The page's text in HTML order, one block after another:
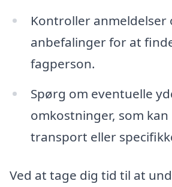
Kontroller anmeldelser
anbefalinger for at
fagperson.
Spørg om eventuelle
omkostninger, som kan
transport eller
Ved at tage dig tid til at